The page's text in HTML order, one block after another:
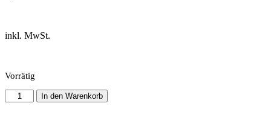
inkl. MwSt.
Vorrätig
In den Warenkorb